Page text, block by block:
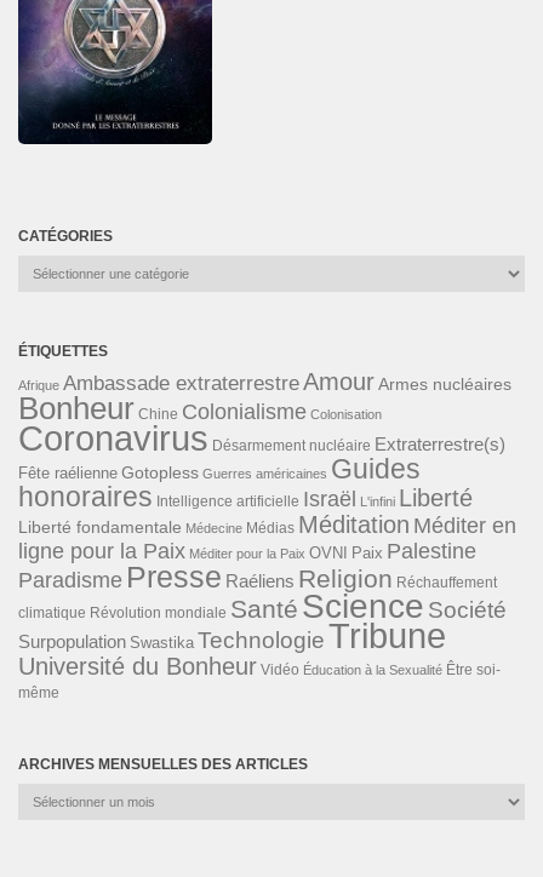
CATÉGORIES
Catégories
ÉTIQUETTES
Afrique Ambassade extraterrestreAmourArmes nucléaires
Bonheur Chine Colonialisme Colonisation
Coronavirus Désarmement nucléaire Extraterrestre(s)
Fête raélienne Gotopless Guerres américaines Guides
honoraires Intelligence artificielle Israël L'infini Liberté
Liberté fondamentale Médecine Médias Méditation Méditer en
ligne pour la Paix Méditer pour la Paix OVNI Paix Palestine
Paradisme Presse Raéliens Religion Réchauffement
climatique Révolution mondiale Santé Science Société
Surpopulation Swastika TechnologieTribune
Université du Bonheur Vidéo Éducation à la Sexualité Être soi-
même
ARCHIVES MENSUELLES DES ARTICLES
Archives